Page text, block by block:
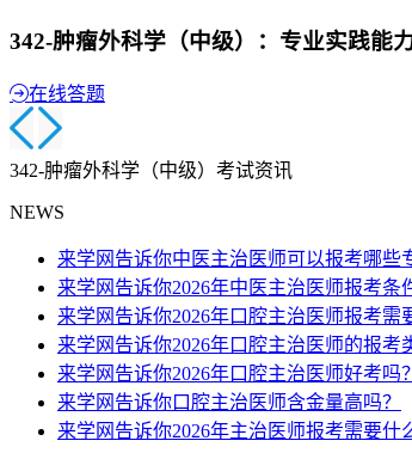
342-肿瘤外科学（中级）：专业实践能
在线答题
342-肿瘤外科学（中级）考试资讯
NEWS
来学网告诉你中医主治医师可以报考哪些
来学网告诉你2026年中医主治医师报考条
来学网告诉你2026年口腔主治医师报考需
来学网告诉你2026年口腔主治医师的报考
来学网告诉你2026年口腔主治医师好考吗？
来学网告诉你口腔主治医师含金量高吗？
来学网告诉你2026年主治医师报考需要什